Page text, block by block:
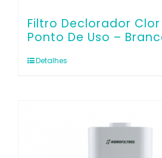
Filtro Declorador Clor
Ponto De Uso –
Detalhes